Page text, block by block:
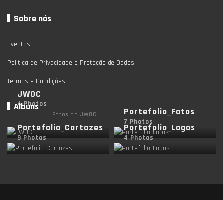
Sobre nós
Eventos
Politica de Privacidade e Proteção de Dados
Termos e Condições
Albuns
JWOC
4 Photos
Fotos do JWOC Portefolio_Fotos
7 Photos
Portefolio_Cartazes
9 Photos
Portefolio_Logos
4 Photos